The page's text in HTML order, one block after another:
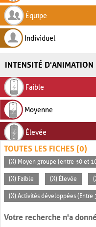
Équipe
Individuel
INTENSITÉ D'ANIMATION
Faible
Moyenne
Élevée
TOUTES LES FICHES (0)
(X) Moyen groupe (entre 30 et
(X) Faible (X) Élevée
(X) Activités développées (Entre
Votre recherche n'a